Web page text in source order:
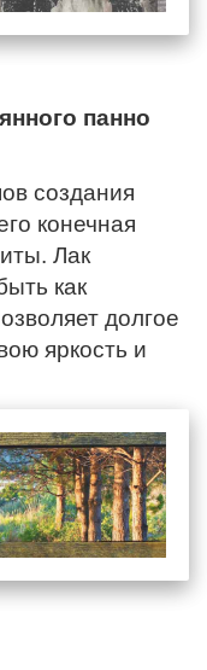
панно
создания
конечная
Лак
как
долгое
яркость и